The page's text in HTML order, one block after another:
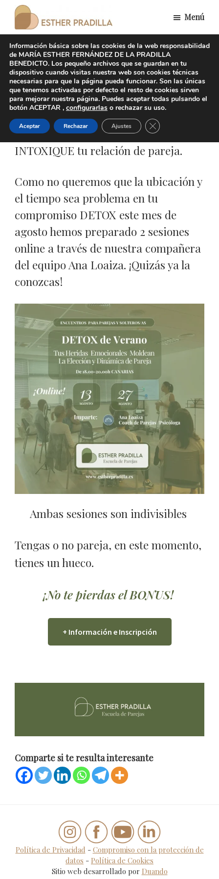
Saltar
contenido
principal
Esther
Pradilla
Divorcio
responsable
Menú
DETOX de Verano: Agosto
Escuela de Parejassigue en marcha
para que el Verano no INFLAME e
INTOXIQUE tu relación de pareja.
Como no queremos que la ubicación y
el tiempo sea problema en tu
compromiso DETOX este mes de
agosto hemos preparado 2 sesiones
online a través de nuestra compañera
del equipo Ana Loaiza. ¡Quizás ya la
conozcas!
Ambas sesiones son indivisibles
Tengas o no pareja, en este momento,
tienes un hueco.
¡No te pierdas el BONUS!
+ Información e Inscripción
Comparte si te resulta interesante
Política de Privacidad - Compromiso con la protección de
datos - Política de Cookies
Sitio web desarrollado por Duando
Información básica sobre las cookies de la web responsabilidad
de MARÍA ESTHER FERNÁNDEZ DE LA PRADILLA
BENEDICTO. Los pequeño archivos que se guardan en tu
dispositivo cuando visitas nuestra web son cookies técnicas
necesarias para que la página pueda funcionar. Son las únicas
que tenemos activadas por defecto el resto de cookies sirven
para mejorar nuestra página. Puedes aceptar todas pulsando el
botón ACEPTAR , configurarlas o rechazar su uso.
Aceptar Rechazar Ajustes Cerrar el banner de